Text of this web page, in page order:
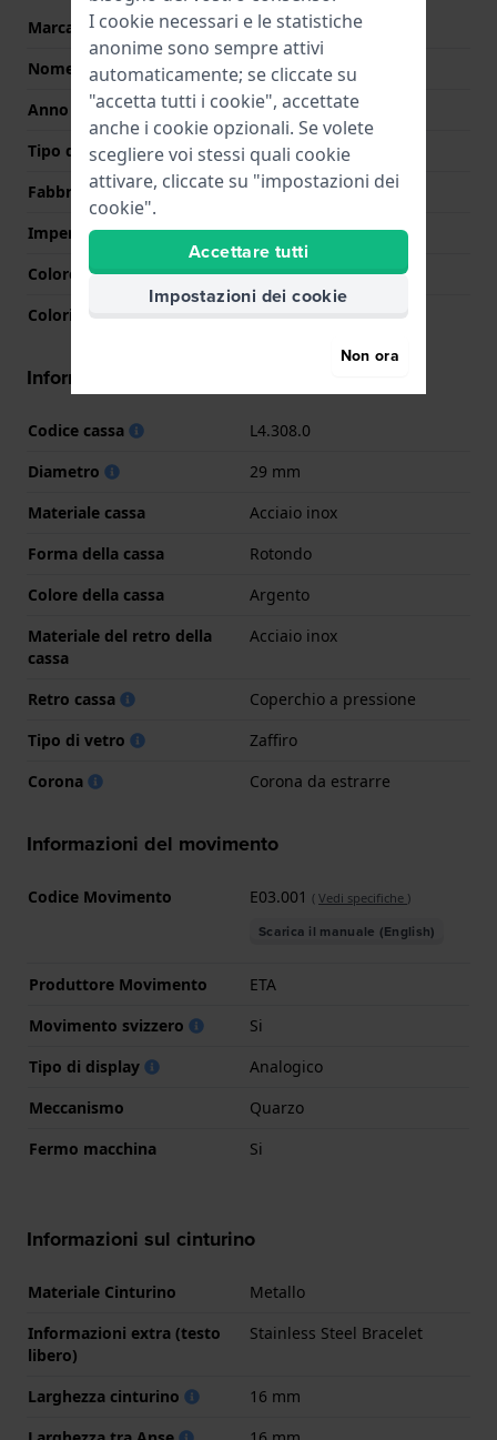
Marca
Longines
Nome
La Grande Classique
Anno
0 Sconosciuto
Tipo di display
Analogico
Fabbricato in Svizzera
Si
Impermeabilità
3 Bar (lavaggio mani)
Colore quadrante
Nero
Colori lancette (h,m,s)
Argento, Argento
Informazioni della cassa
Codice cassa
L4.308.0
Diametro
29 mm
Materiale cassa
Acciaio inox
Forma della cassa
Rotondo
Colore della cassa
Argento
Materiale del retro della
cassa
Acciaio inox
Retro cassa
Coperchio a pressione
Tipo di vetro
Zaffiro
Corona
Corona da estrarre
Informazioni del movimento
Codice Movimento E03.001 ( Vedi specifiche )
Scarica il manuale (English)
Produttore Movimento
ETA
Movimento svizzero
Si
Tipo di display
Analogico
Meccanismo
Quarzo
Fermo macchina
Si
Informazioni sul cinturino
Materiale Cinturino
Metallo
Informazioni extra (testo
libero)
Stainless Steel Bracelet
Larghezza cinturino
16 mm
I cookie necessari e le statistiche
anonime sono sempre attivi
automaticamente; se cliccate su
"accetta tutti i cookie", accettate
anche i cookie opzionali. Se volete
scegliere voi stessi quali cookie
attivare, cliccate su "impostazioni dei
cookie".
Accettare tutti
Impostazioni dei cookie
Non ora